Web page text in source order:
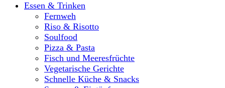
Essen & Trinken
Fernweh
Riso & Risotto
Soulfood
Pizza & Pasta
Fisch und Meeresfrüchte
Vegetarische Gerichte
Schnelle Küche & Snacks